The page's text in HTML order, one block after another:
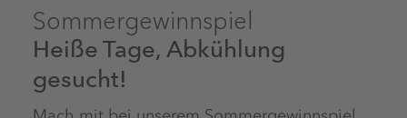
Sommergewinnspiel
Heiße Tage, Abkühlung
gesucht!